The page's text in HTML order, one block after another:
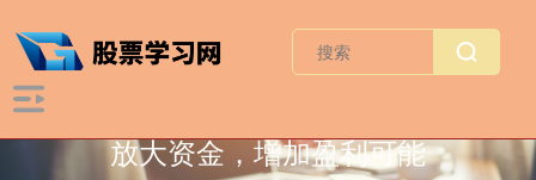
放大资金，增加盈利可能